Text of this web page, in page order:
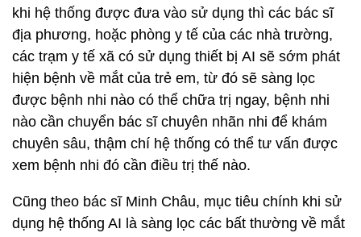
khi hệ thống được đưa vào sử dụng thì các bác sĩ
địa phương, hoặc phòng y tế của các nhà trường,
các trạm y tế xã có sử dụng thiết bị AI sẽ sớm phát
hiện bệnh về mắt của trẻ em, từ đó sẽ sàng lọc
được bệnh nhi nào có thể chữa trị ngay, bệnh nhi
nào cần chuyển bác sĩ chuyên nhãn nhi để khám
chuyên sâu, thậm chí hệ thống có thể tư vấn được
xem bệnh nhi đó cần điều trị thế nào.
Cũng theo bác sĩ Minh Châu, mục tiêu chính khi sử
dụng hệ thống AI là sàng lọc các bất thường về mắt